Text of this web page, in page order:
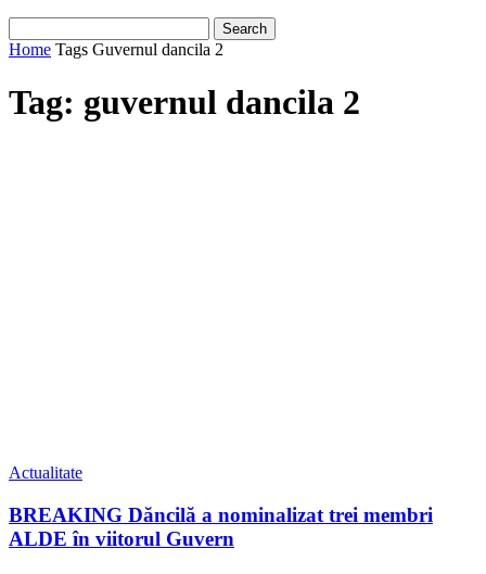
Home Tags Guvernul dancila 2
Tag: guvernul dancila 2
Actualitate
BREAKING Dăncilă a nominalizat trei membri
ALDE în viitorul Guvern